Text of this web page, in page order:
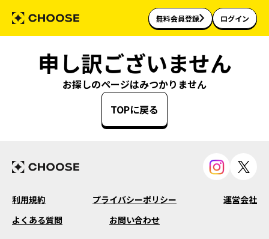
無料会員登録 ログイン
申し訳ございません
お探しのページはみつかりません
TOPに戻る
利用規約 プライバシーポリシー
運営会社
よくある質問
お問い合わせ